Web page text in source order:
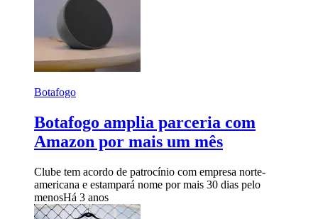
Botafogo
Botafogo amplia parceria com
Amazon por mais um mês
Clube tem acordo de patrocínio com empresa norte-
americana e estampará nome por mais 30 dias pelo
menosHá 3 anos